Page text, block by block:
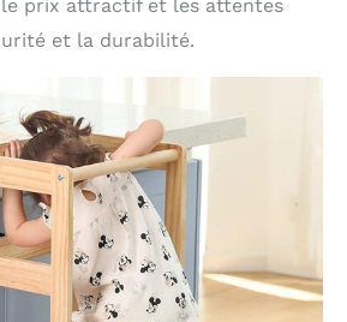
prix attractif et les attentes
et la durabilité.